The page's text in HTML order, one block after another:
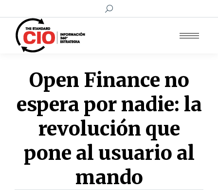
Buscar:
Open Finance no
espera por nadie: la
revolución que
pone al usuario al
mando